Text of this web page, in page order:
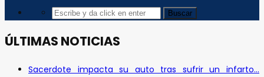
ÚLTIMAS NOTICIAS
Sacerdote impacta su auto tras sufrir un infarto…